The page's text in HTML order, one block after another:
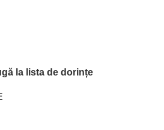
la lista de dorințe